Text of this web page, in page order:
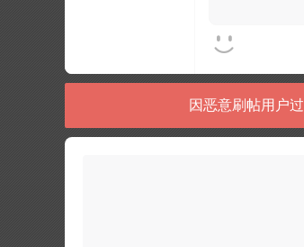
因恶意刷帖用户